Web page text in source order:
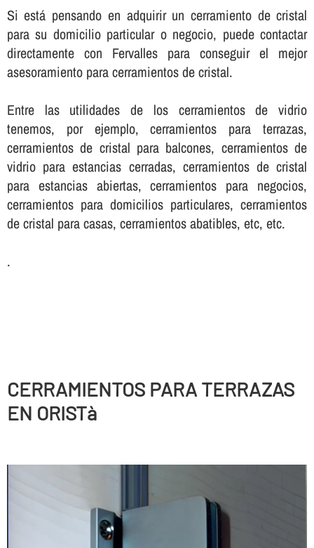
Si está pensando en adquirir un cerramiento de cristal
para su domicilio particular o negocio, puede contactar
directamente con Fervalles para conseguir el mejor
asesoramiento para cerramientos de cristal.
Entre las utilidades de los cerramientos de vidrio
tenemos, por ejemplo, cerramientos para terrazas,
cerramientos de cristal para balcones, cerramientos de
vidrio para estancias cerradas, cerramientos de cristal
para estancias abiertas, cerramientos para negocios,
cerramientos para domicilios particulares, cerramientos
de cristal para casas, cerramientos abatibles, etc, etc.
.
CERRAMIENTOS PARA TERRAZAS
EN ORISTà